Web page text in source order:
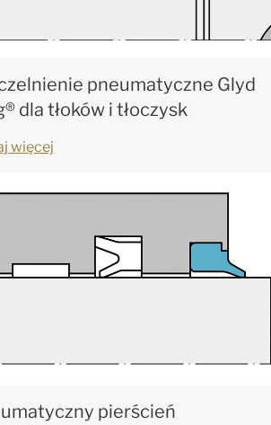
pneumatyczne Glyd
dla tłoków i tłoczysk
więcej
pierścień